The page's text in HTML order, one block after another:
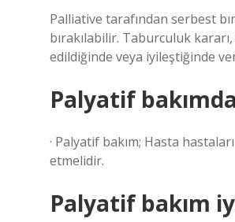
Palliative tarafından serbest
bırakılabilir. Taburculuk
edildiğinde veya iyileştiğinde
Palyatif
· Palyatif bakım; Hasta
etmelidir.
Palyatif bakım